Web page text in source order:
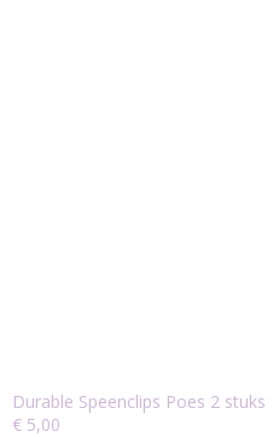
Durable Speenclips Poes 2 stuks
€ 5,00